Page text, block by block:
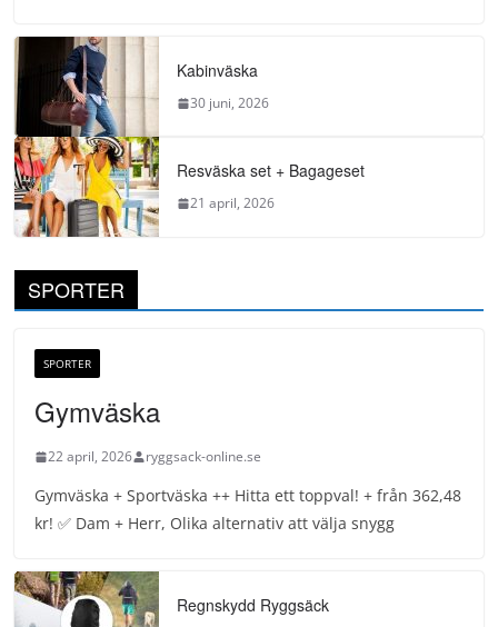
Kabinväska
30 juni, 2026
Resväska set + Bagageset
21 april, 2026
SPORTER
SPORTER
Gymväska
22 april, 2026 ryggsack-online.se
Gymväska + Sportväska ++ Hitta ett toppval! + från 362,48
kr! ✅ Dam + Herr, Olika alternativ att välja snygg
Regnskydd Ryggsäck